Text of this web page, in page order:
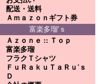
配送・送料
Ａｍａｚｏｎギフト券
富楽多瑠'ｓ
Ａｚｏｎｅ :: Ｔｏｐ
富楽多瑠
フラクＴシャツ
ＦｕＲａｋｕＴａＲｕ'ｓ
Ｄ